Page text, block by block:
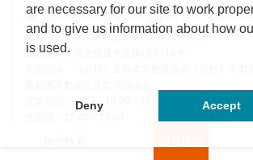
JR・新幹線・広島電鉄「広島」駅南口より徒歩
広島県広島市南区松原町10-23中村ビル1F
免許番号：国土交通大臣(6)第5716号
加盟団体：（公社）全日本不動産協会（公社）不動
営業時間： 平日：10:00～17:00
are necessary for our site to work
and to give us information about how
is used.
Deny Accept